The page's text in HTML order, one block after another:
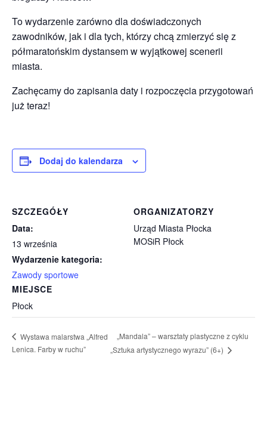
To wydarzenie zarówno dla doświadczonych
zawodników, jak i dla tych, którzy chcą zmierzyć się z
półmaratońskim dystansem w wyjątkowej scenerii
miasta.
Zachęcamy do zapisania daty i rozpoczęcia przygotowań
już teraz!
Dodaj do kalendarza
SZCZEGÓŁY
Data:
13 września
Wydarzenie kategoria:
Zawody sportowe
MIEJSCE
Płock
ORGANIZATORZY
Urząd Miasta Płocka
MOSiR Płock
Wystawa malarstwa „Alfred
Lenica. Farby w ruchu”
„Mandala” – warsztaty plastyczne z cyklu
„Sztuka artystycznego wyrazu” (6+)